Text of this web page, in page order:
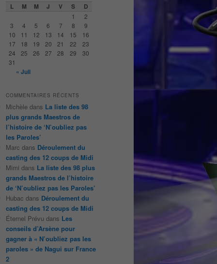
L M M J V S D
1
2
3
4 5 6 7 8
9
10
11 12 13 14 15
16
17
18 19 20 21 22
23
24
25 26 27 28 29
30
31
« Juil
COMMENTAIRES RÉCENTS
Michèle dans La liste des 98
plus grands Maestros de
l’histoire de ‘N’oubliez pas
les Paroles’
Marc dans Déroulement du
casting des 12 coups de Midi
Mimi dans La liste des 98 plus
grands Maestros de l’histoire
de ‘N’oubliez pas les Paroles’
Hubac dans Déroulement du
casting des 12 coups de Midi
Éternel Prévu dans Les
conseils d’Arsène pour
gagner à « N’oubliez pas les
paroles » de Nagui sur France
2